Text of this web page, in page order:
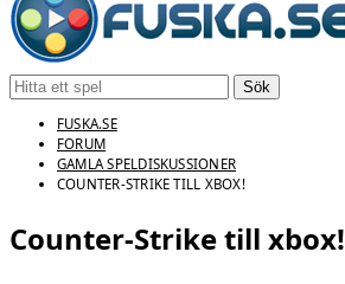
Sök
FUSKA.SE
FORUM
GAMLA SPELDISKUSSIONER
COUNTER-STRIKE TILL XBOX!
Counter-Strike till xbox!